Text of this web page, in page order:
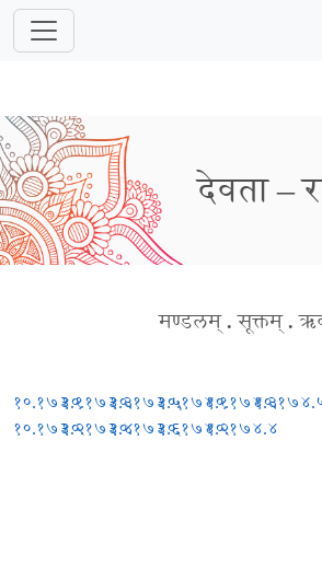
देवता –
मण्डलम् . सूक्तम् .
१०.१७३.१
१०.१७३.२
१०.१७३.३
१०.१७३.४
१०.१७३.५
१०.१७३.६
१०.१७४.१
१०.१७४.२
१०.१७४.३
१०.१७४.४